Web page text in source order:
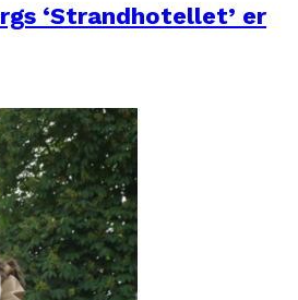
‘Strandhotellet’ er